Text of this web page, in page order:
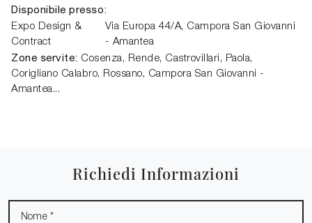
Disponibile presso:
Expo Design &
Contract
Via Europa 44/A, Campora San Giovanni
- Amantea
Zone servite: Cosenza, Rende, Castrovillari, Paola,
Corigliano Calabro, Rossano, Campora San Giovanni -
Amantea...
Richiedi Informazioni